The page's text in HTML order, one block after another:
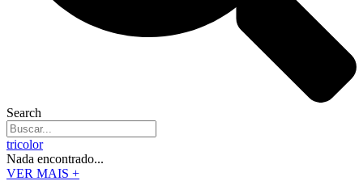
Search
tricolor
Nada encontrado...
VER MAIS +